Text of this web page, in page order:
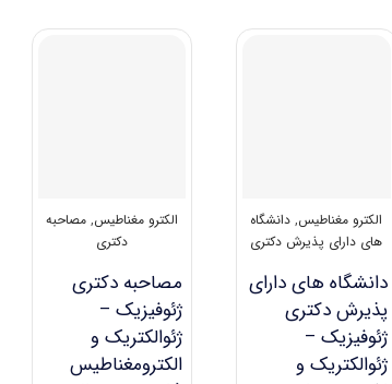
آزمون
الکترو مغناطیس, دانشگاه
های دارای پذیرش دکتری
دانشگاه های دارای
پذیرش دکتری
ژئوفیزیک –
ژئوالکتریک و
الکترو مغناطیس, مصاحبه
دکتری
مصاحبه دکتری
ژئوفیزیک –
ژئوالکتریک و
الکترومغناطیس